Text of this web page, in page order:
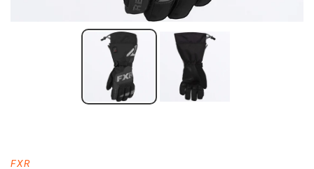
DISTRIBUTEUR
FXR